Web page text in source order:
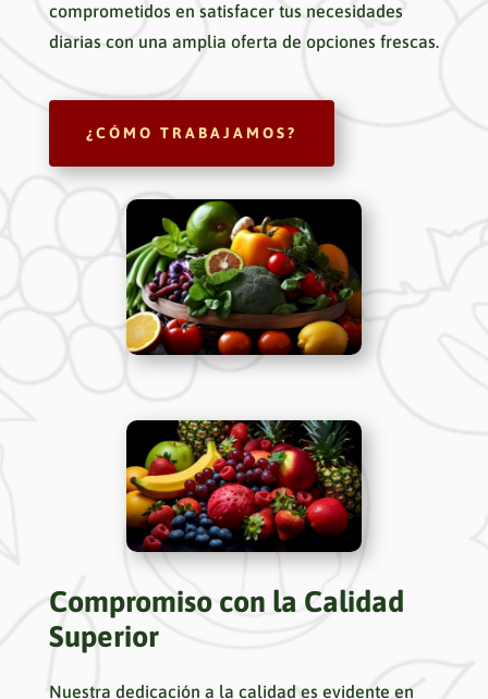
comprometidos en satisfacer tus necesidades
diarias con una amplia oferta de opciones frescas.
¿CÓMO TRABAJAMOS?
Compromiso con la Calidad
Superior
Nuestra dedicación a la calidad es evidente en